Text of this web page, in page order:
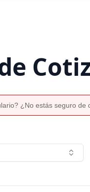
¿No estás seguro